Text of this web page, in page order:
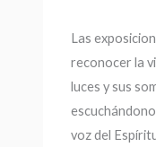
Las
reconocer la
luces y sus
voz del